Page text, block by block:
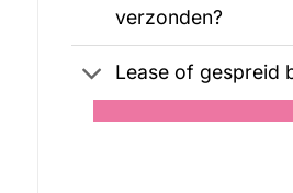
verzonden?
Lease of gespreid